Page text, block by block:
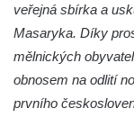
Socha Jana
Českých
Socha Krista
veřejná sbírka a
Masaryka. Díky
mělnických
obnosem na odlití
prvního